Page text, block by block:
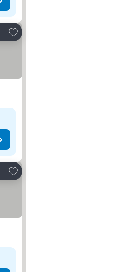
Dodati u favorite
Dodati u favorite